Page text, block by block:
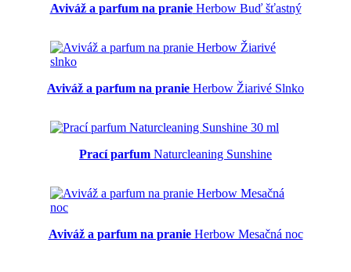
Aviváž a parfum na pranieHerbow Buď šťastný
Aviváž a parfum na pranie Herbow Žiarivé Slnko
Prací parfum Naturcleaning Sunshine
Aviváž a parfum na pranieHerbow Mesačná noc